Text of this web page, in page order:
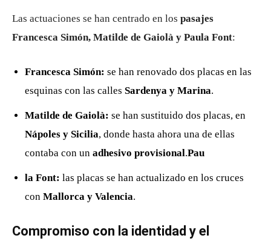
Las actuaciones se han centrado en los pasajes
Francesca Simón, Matilde de Gaiolà y Paula Font:
Francesca Simón: se han renovado dos placas en las
esquinas con las calles Sardenya y Marina.
Matilde de Gaiolà: se han sustituido dos placas, en
Nápoles y Sicilia, donde hasta ahora una de ellas
contaba con un adhesivo provisional.Pau
la Font: las placas se han actualizado en los cruces
con Mallorca y Valencia.
Compromiso con la identidad y el